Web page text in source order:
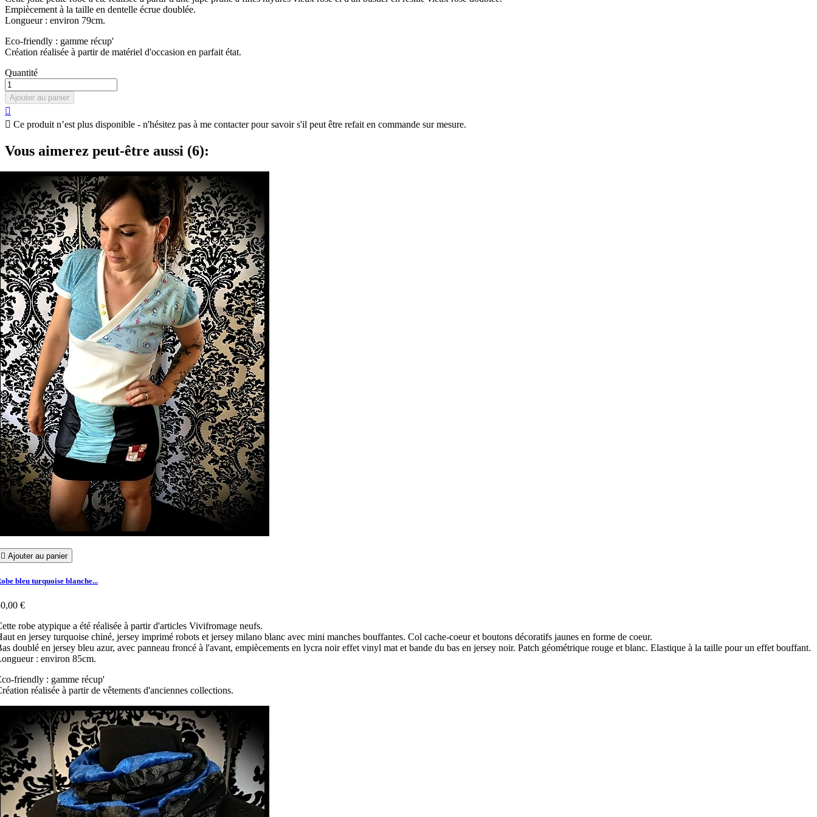
Empiècement à la taille en dentelle écrue doublée.
Longueur : environ 79cm.
Eco-friendly : gamme récup'
Création réalisée à partir de matériel d'occasion en parfait état.
Quantité
Ajouter au panier

 Ce produit n’est plus disponible - n'hésitez pas à me contacter pour savoir s'il peut être refait en commande sur mesure.
Vous aimerez peut-être aussi (6):
 Ajouter au panier
bleu turquoise blanche...
€
robe atypique a été réalisée à partir d'articles Vivifromage neufs.
en jersey turquoise chiné, jersey imprimé robots et jersey milano blanc avec mini manches bouffantes. Col cache-coeur et boutons décoratifs jaunes en forme de coeur.
doublé en jersey bleu azur, avec panneau froncé à l'avant, empiècements en lycra noir effet vinyl mat et bande du bas en jersey noir. Patch géométrique rouge et blanc. Elastique à la taille pour un effet bouffant.
: environ 85cm.
friendly : gamme récup'
réalisée à partir de vêtements d'anciennes collections.